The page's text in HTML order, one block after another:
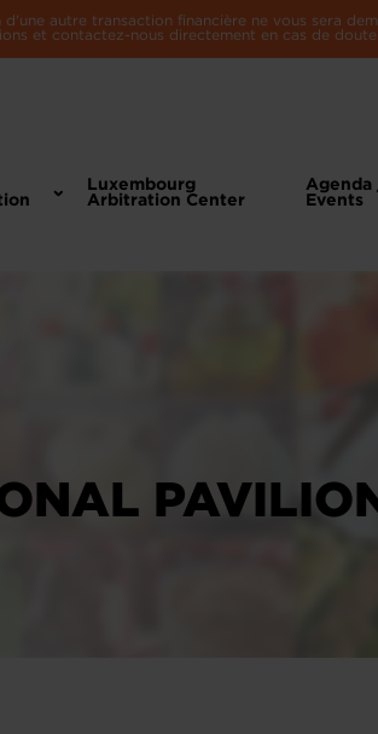
autre transaction financière ne vous sera
et contactez-nous directement en cas de doute.
Luxembourg
Arbitration Center
Agenda
Events